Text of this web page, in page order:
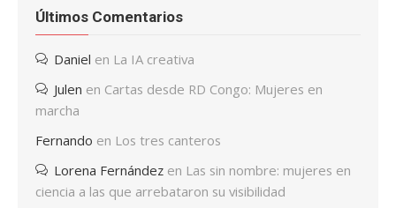
Últimos Comentarios
Daniel en La IA creativa
Julen en Cartas desde RD Congo: Mujeres en
marcha
Fernando en Los tres canteros
Lorena Fernández en Las sin nombre: mujeres en
ciencia a las que arrebataron su visibilidad